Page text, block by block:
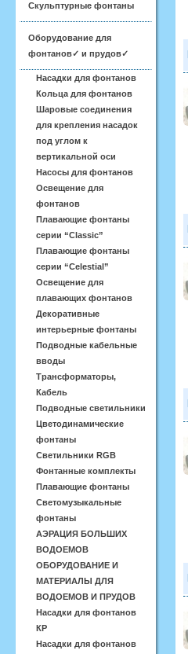
Скульптурные фонтаны
Оборудование для
фонтанов✓ и прудов✓
Насадки для фонтанов
Кольца для фонтанов
Шаровые соединения
для крепления насадок
под углом к
вертикальной оси
Насосы для фонтанов
Освещение для
фонтанов
Плавающие фонтаны
серии “Classic”
Плавающие фонтаны
серии “Celestial”
Освещение для
плавающих фонтанов
Декоративные
интерьерные фонтаны
Подводные кабельные
вводы
Трансформаторы,
Кабель
Подводные светильники
Цветодинамические
фонтаны
Светильники RGB
Фонтанные комплекты
Плавающие фонтаны
Светомузыкальные
фонтаны
АЭРАЦИЯ БОЛЬШИХ
ВОДОЕМОВ
ОБОРУДОВАНИЕ И
МАТЕРИАЛЫ ДЛЯ
ВОДОЕМОВ И ПРУДОВ
Насадки для фонтанов
КР
Насадки для фонтанов